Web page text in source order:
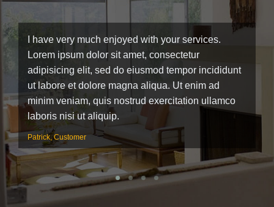
I have very much enjoyed with your services.
Lorem ipsum dolor sit amet, consectetur
adipisicing elit, sed do eiusmod tempor incididunt
ut labore et dolore magna aliqua. Ut enim ad
minim veniam, quis nostrud exercitation ullamco
laboris nisi ut aliquip.
Patrick, Customer